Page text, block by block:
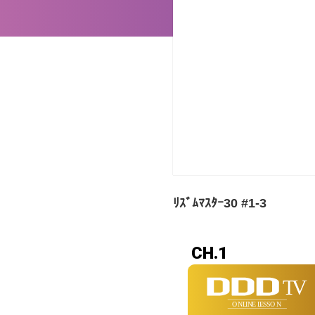
ﾘｽﾞﾑﾏｽﾀｰ30 #1-3
CH.1